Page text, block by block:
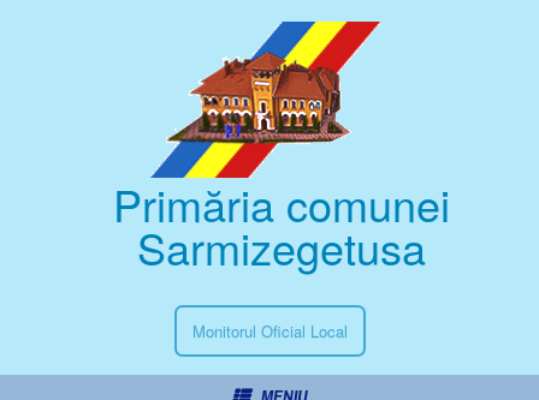
Primăria comunei
Sarmizegetusa
Monitorul Oficial Local